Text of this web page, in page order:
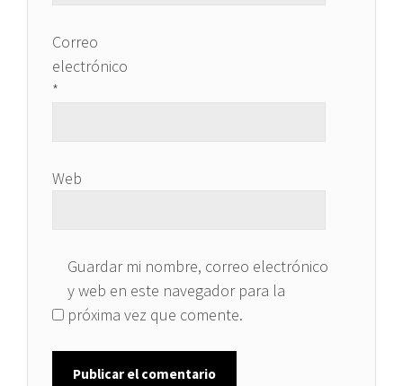
Correo
electrónico
*
Web
Guardar mi nombre, correo electrónico
y web en este navegador para la
próxima vez que comente.